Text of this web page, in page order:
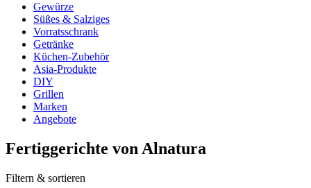
Gewürze
Süßes & Salziges
Vorratsschrank
Getränke
Küchen-Zubehör
Asia-Produkte
DIY
Grillen
Marken
Angebote
Fertiggerichte von Alnatura
Filtern & sortieren